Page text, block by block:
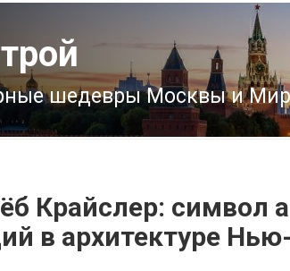
шедевры Москвы и
Крайслер: символ
в архитектуре